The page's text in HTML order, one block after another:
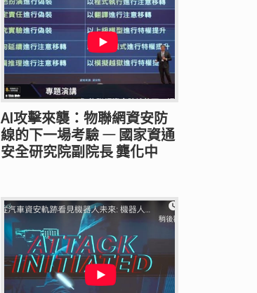
AI攻擊來襲：物聯網資安防
線的下一場考驗 — 國家資通
安全研究院副院長 龔化中